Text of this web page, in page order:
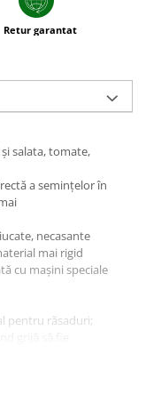
Retur garantat
salata, tomate,
a semințelor în
necasante
mai rigid
cu mașini speciale
pentru răsaduri;
luminate și cu